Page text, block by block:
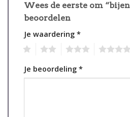
Wees de eerste om
beoordelen
Je waardering *
Je beoordeling *